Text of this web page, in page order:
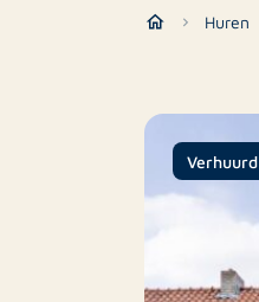
Huren
Verhuurd